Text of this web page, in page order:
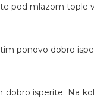
pod mlazom tople
ponovo dobro
isperite. Na